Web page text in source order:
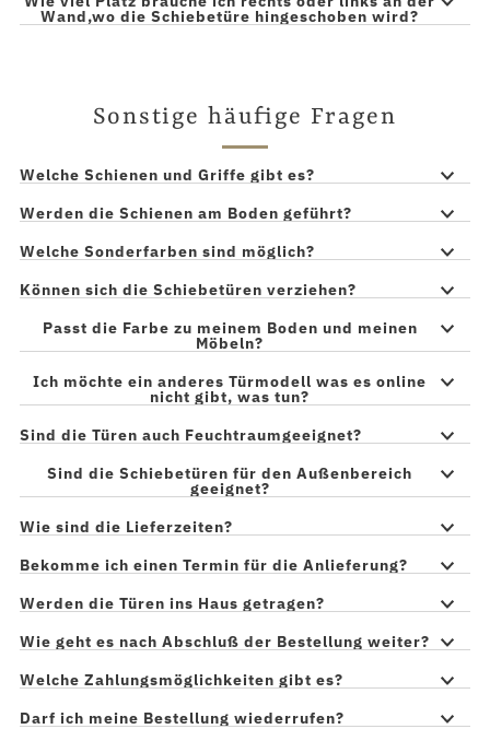
Wand,wo die Schiebetüre hingeschoben wird?
Sonstige häufige Fragen
Welche Schienen und Griffe gibt es?
Werden die Schienen am Boden geführt?
Welche Sonderfarben sind möglich?
Können sich die Schiebetüren verziehen?
Passt die Farbe zu meinem Boden und meinen
Möbeln?
Ich möchte ein anderes Türmodell was es online
nicht gibt, was tun?
Sind die Türen auch Feuchtraumgeeignet?
Sind die Schiebetüren für den Außenbereich
geeignet?
Wie sind die Lieferzeiten?
Bekomme ich einen Termin für die Anlieferung?
Werden die Türen ins Haus getragen?
Wie geht es nach Abschluß der Bestellung weiter?
Welche Zahlungsmöglichkeiten gibt es?
Darf ich meine Bestellung wiederrufen?